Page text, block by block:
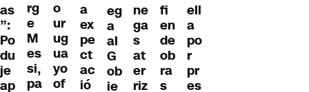
as
”:
Po
du
je
ap
rg
e
M
es
si,
pa
o
ur
ug
ua
yo
of
a
ex
pe
ct
ac
ió
eg
a
al
G
ob
ie
ne
ga
s
at
er
riz
fi
en
de
ob
ra
s
ell
a
po
r
pr
es